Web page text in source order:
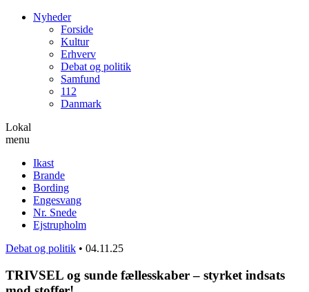
Nyheder
Forside
Kultur
Erhverv
Debat og politik
Samfund
112
Danmark
Lokal
menu
Ikast
Brande
Bording
Engesvang
Nr. Snede
Ejstrupholm
Debat og politik • 04.11.25
TRIVSEL og sunde fællesskaber – styrket indsats